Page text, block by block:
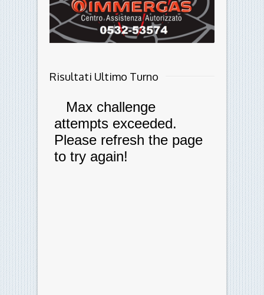
Risultati Ultimo Turno